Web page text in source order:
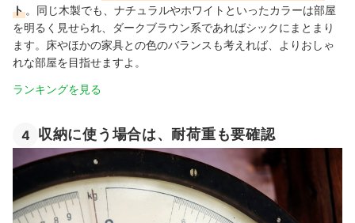
ト 。同じ木製でも、ナチュラルやホワイトといったカラーは部屋
を明るく見せられ、ダークブラウン系であればシックにまとまり
ます。床やほかの家具との色のバランスも考えれば、よりおしゃ
れな部屋を目指せますよ。
ランキングを見る
4 収納に使う場合は、耐荷重も要確認